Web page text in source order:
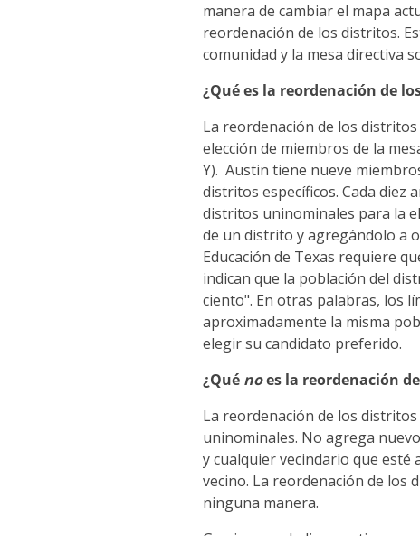
manera de cambiar el mapa
reordenación de los distritos.
comunidad y la mesa directiva
¿Qué es la reordenación de
La reordenación de los
elección de miembros de la
Y). Austin tiene nueve
distritos específicos. Cada diez
distritos uninominales para la
de un distrito y agregándolo a
Educación de Texas requiere
indican que la población del
ciento". En otras palabras, los
aproximadamente la misma
elegir su candidato preferido.
¿Qué noes la reordenación
La reordenación de los
uninominales. No agrega
y cualquier vecindario que
vecino. La reordenación de los
ninguna manera.